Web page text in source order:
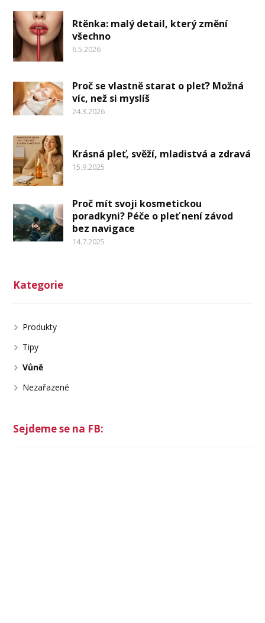
Rtěnka: malý detail, který změní
všechno
6.5.2026
Proč se vlastně starat o pleť? Možná
víc, než si myslíš
24.3.2026
Krásná pleť, svěží, mladistvá a zdravá
15.9.2025
Proč mít svoji kosmetickou
poradkyni? Péče o pleť není závod
bez navigace
14.7.2025
Kategorie
Produkty
Tipy
Vůně
Nezařazené
Sejdeme se na FB: